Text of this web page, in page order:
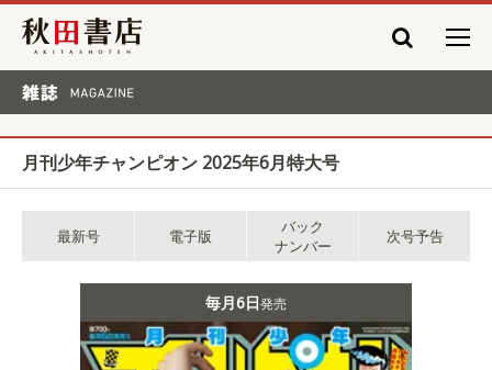
秋田書店
月刊少年チャンピオン 2025年6月特大号
最新号 電子版
バック
ナンバー
次号予告
毎月6日発売